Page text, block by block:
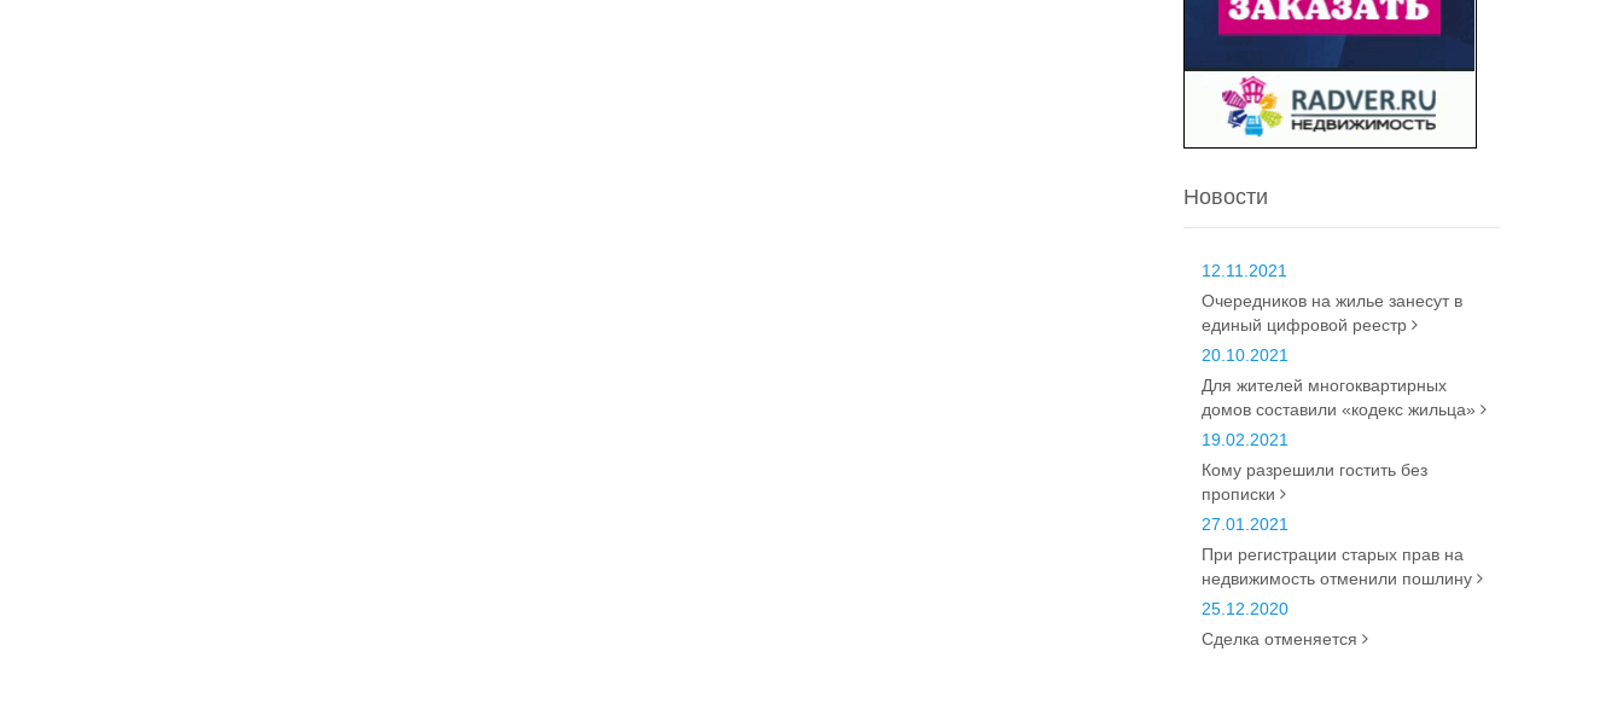
Новости
12.11.2021
Очередников на жилье занесут в
единый цифровой реестр
20.10.2021
Для жителей многоквартирных
домов составили «кодекс жильца»
19.02.2021
Кому разрешили гостить без
прописки
27.01.2021
При регистрации старых прав на
недвижимость отменили пошлину
25.12.2020
Сделка отменяется